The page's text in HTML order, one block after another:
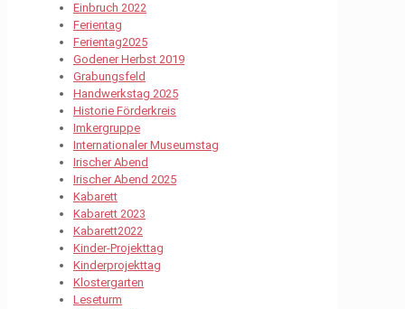
Einbruch 2022
Ferientag
Ferientag2025
Godener Herbst 2019
Grabungsfeld
Handwerkstag 2025
Historie Förderkreis
Imkergruppe
Internationaler Museumstag
Irischer Abend
Irischer Abend 2025
Kabarett
Kabarett 2023
Kabarett2022
Kinder-Projekttag
Kinderprojekttag
Klostergarten
Leseturm